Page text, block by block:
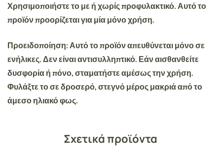
Χρησιμοποιήστε το με ή χωρίς προφυλακτικό. Αυτό το
προϊόν προορίζεται για μία μόνο χρήση.
Προειδοποίηση: Αυτό το προϊόν απευθύνεται μόνο σε
ενήλικες. Δεν είναι αντισυλληπτικό. Εάν αισθανθείτε
δυσφορία ή πόνο, σταματήστε αμέσως την χρήση.
Φυλάξτε το σε δροσερό, στεγνό μέρος μακριά από το
άμεσο ηλιακό φως.
Σχετικά προϊόντα